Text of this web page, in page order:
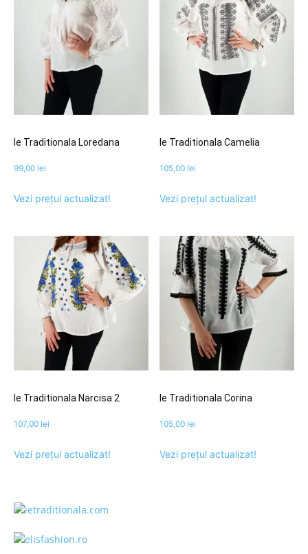
Ie Traditionala Loredana
99,00 lei
Vezi prețul actualizat!
Ie Traditionala Camelia
105,00 lei
Vezi prețul actualizat!
Ie Traditionala Narcisa 2
107,00 lei
Vezi prețul actualizat!
Ie Traditionala Corina
105,00 lei
Vezi prețul actualizat!